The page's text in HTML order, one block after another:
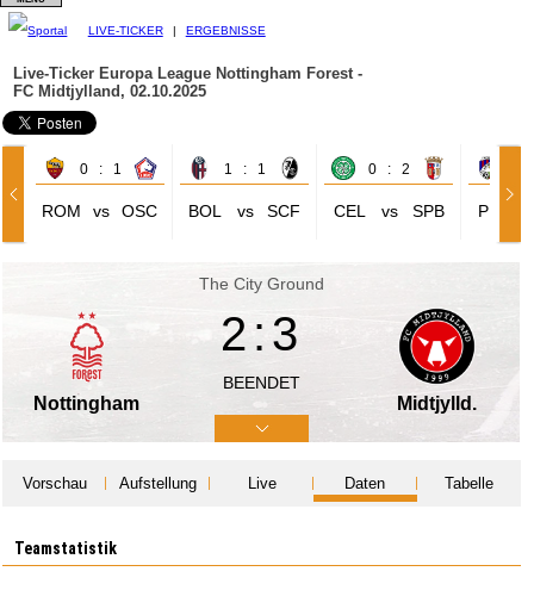
LIVE-TICKER | ERGEBNISSE
Live-Ticker Europa League Nottingham Forest -
FC Midtjylland, 02.10.2025
0 : 1
ROM vs OSC
1 : 1
BOL vs SCF
0 : 2
CEL vs SPB PLZ
The City Ground
Nottingham
2:3
BEENDET
Midtjylld.
Vorschau Aufstellung Live Daten Tabelle
Teamstatistik